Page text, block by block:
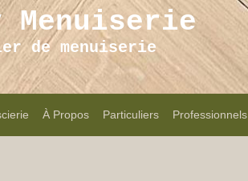
Menuiserie
de menuiserie
À Propos Particuliers Professionnels